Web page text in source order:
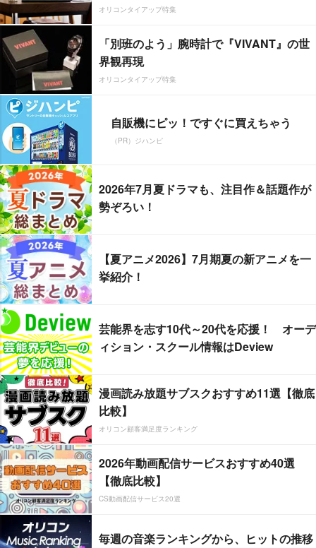
オリコンタイアップ特集
「別班のよう」腕時計で『VIVANT』の世
界観再現
オリコンタイアップ特集
自販機にピッ！ですぐに買えちゃう
（PR）ジハンピ
2026年7月夏ドラマも、注目作＆話題作が
勢ぞろい！
【夏アニメ2026】7月期夏の新アニメを一
挙紹介！
芸能界を志す10代～20代を応援！ オーデ
ィション・スクール情報はDeview
漫画読み放題サブスクおすすめ11選【徹底
比較】
オリコン顧客満足度ランキング
2026年動画配信サービスおすすめ40選
【徹底比較】
CS動画配信サービス20選
毎週の音楽ランキングから、ヒットの推移